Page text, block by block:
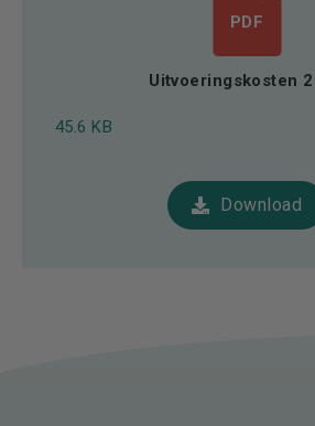
PDF
Uitvoeringskosten
45.6 KB
Download